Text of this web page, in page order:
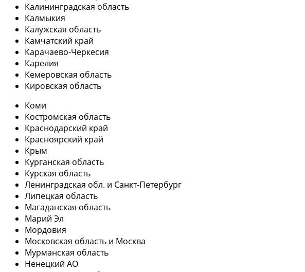
Калининградская область
Калмыкия
Калужская область
Камчатский край
Карачаево-Черкесия
Карелия
Кемеровская область
Кировская область
Коми
Костромская область
Краснодарский край
Красноярский край
Крым
Курганская область
Курская область
Ленинградская обл. и Санкт-Петербург
Липецкая область
Магаданская область
Марий Эл
Мордовия
Московская область и Москва
Мурманская область
Ненецкий АО